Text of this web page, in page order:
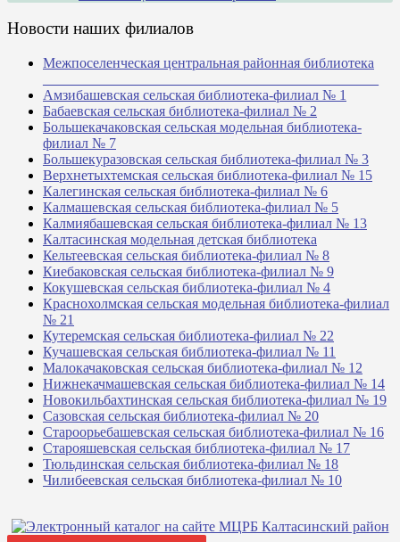
Новости наших филиалов
Межпоселенческая центральная районная библиотека
Амзибашевская сельская библиотека-филиал № 1
Бабаевская сельская библиотека-филиал № 2
Большекачаковская сельская модельная библиотека-
филиал № 7
Большекуразовская сельская библиотека-филиал № 3
Верхнетыхтемская сельская библиотека-филиал № 15
Калегинская сельская библиотека-филиал № 6
Калмашевская сельская библиотека-филиал № 5
Калмиябашевская сельская библиотека-филиал № 13
Калтасинская модельная детская библиотека
Кельтеевская сельская библиотека-филиал № 8
Киебаковская сельская библиотека-филиал № 9
Кокушевская сельская библиотека-филиал № 4
Краснохолмская сельская модельная библиотека-филиал
№ 21
Кутеремская сельская библиотека-филиал № 22
Кучашевская сельская библиотека-филиал № 11
Малокачаковская сельская библиотека-филиал № 12
Нижнекачмашевская сельская библиотека-филиал № 14
Новокильбахтинская сельская библиотека-филиал № 19
Сазовская сельская библиотека-филиал № 20
Староорьебашевская сельская библиотека-филиал № 16
Старояшевская сельская библиотека-филиал № 17
Тюльдинская сельская библиотека-филиал № 18
Чилибеевская сельская библиотека-филиал № 10